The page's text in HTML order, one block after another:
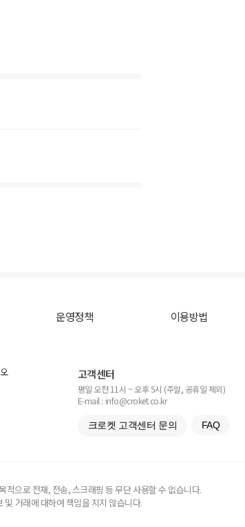
운영정책 이용방법
고객센터
평일 오전 11시 ~ 오후 5시 (주말, 공휴일 제외)
E-mail : info@croket.co.kr
크로켓 고객센터 문의 FAQ
으로 전재, 전송, 스크래핑 등 무단 사용할 수 없습니다.
거래에 대하여 책임을 지지 않습니다.